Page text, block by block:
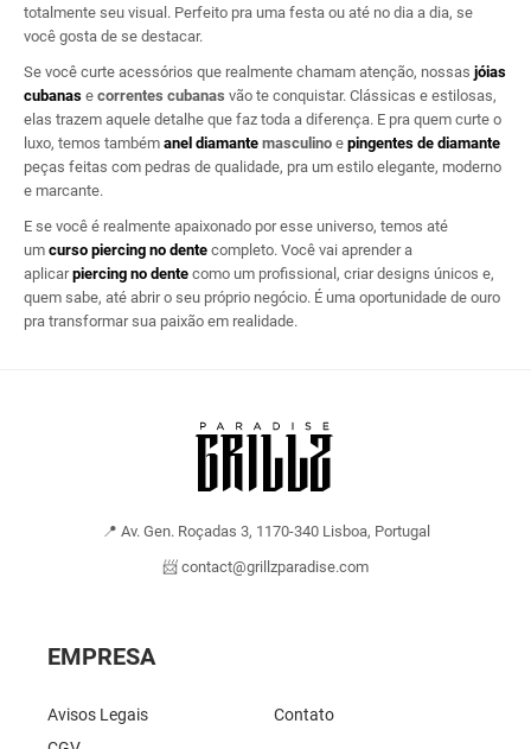
totalmente seu visual. Perfeito pra uma festa ou até no dia a dia, se
você gosta de se destacar.
Se você curte acessórios que realmente chamam atenção, nossas jóias
cubanas e correntes cubanas vão te conquistar. Clássicas e estilosas,
elas trazem aquele detalhe que faz toda a diferença. E pra quem curte o
luxo, temos também anel diamante masculino e pingentes de diamante
peças feitas com pedras de qualidade, pra um estilo elegante, moderno
e marcante.
E se você é realmente apaixonado por esse universo, temos até
um curso piercing no dente completo. Você vai aprender a
aplicarpiercing no dente como um profissional, criar designs únicos e,
quem sabe, até abrir o seu próprio negócio. É uma oportunidade de ouro
pra transformar sua paixão em realidade.
📍 Av. Gen. Roçadas 3, 1170-340 Lisboa, Portugal
📨 contact@grillzparadise.com
EMPRESA
Avisos Legais
Contato